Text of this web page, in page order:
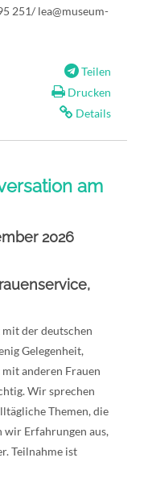
251/ lea@museum-
Teilen
Drucken
Details
am
2026
der deutschen
Gelegenheit,
anderen Frauen
Wir sprechen
Themen, die
wir Erfahrungen aus,
Teilnahme ist